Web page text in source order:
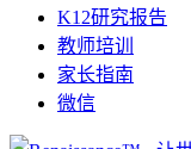
K12研究报告
教师培训
家长指南
微信